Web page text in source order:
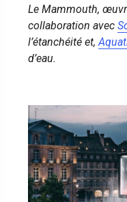
Le Mammouth,
collaboration avec
l’étanchéité et,
d’eau.